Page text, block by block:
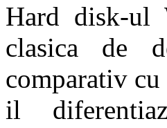
Hard disk-ul
clasica de
comparativ cu
il